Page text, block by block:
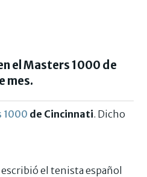
el Masters 1000 de
mes.
1000 de Cincinnati. Dicho
escribió el tenista español